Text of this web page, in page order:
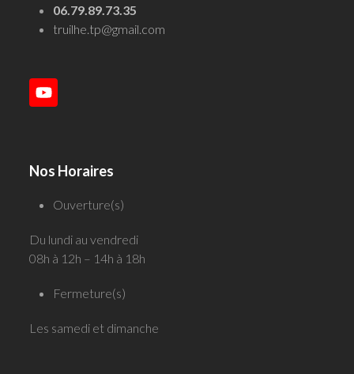
06.79.89.73.35
truilhe.tp@gmail.com
YouTube
Nos Horaires
Ouverture(s)
Du lundi au vendredi
08h à 12h – 14h à 18h
Fermeture(s)
Les samedi et dimanche